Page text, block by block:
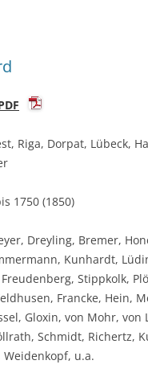
Riga, Dorpat, Lübeck,
1750 (1850)
Dreyling, Bremer,
Kunhardt,
Stippkolk,
Francke, Hein,
Gloxin, von Mohr, von
Schmidt, Richertz,
u.a.